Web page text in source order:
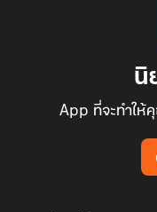
นิ
App ที่จะทำให้